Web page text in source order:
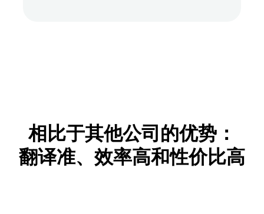
相比于其他公司的优势：
翻译准、效率高和性价比高